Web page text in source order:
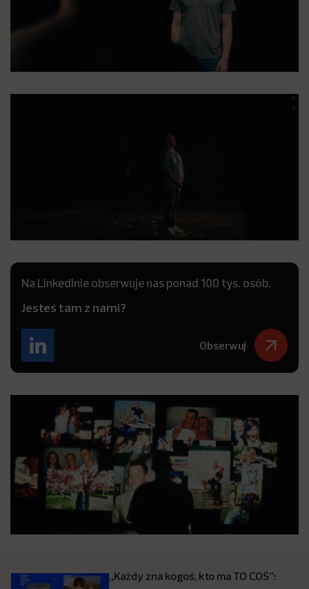
Na LinkedInie obserwuje nas ponad 100 tys. osób.
Jesteś tam z nami?
Obserwuj
„Każdy zna kogoś, kto ma TO COŚ”: